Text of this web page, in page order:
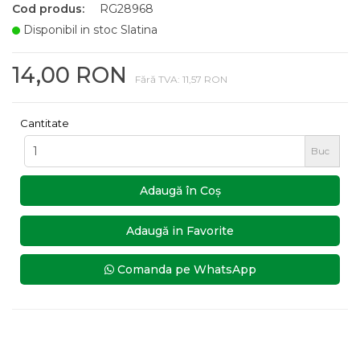
Cod produs:
RG28968
Disponibil in stoc Slatina
14,00 RON Fără TVA: 11,57 RON
Cantitate
Buc
Adaugă în Coş
Adaugă in Favorite
Comanda pe WhatsApp